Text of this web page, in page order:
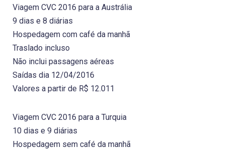
Viagem CVC 2016 para a Austrália
9 dias e 8 diárias
Hospedagem com café da manhã
Traslado incluso
Não inclui passagens aéreas
Saídas dia 12/04/2016
Valores a partir de R$ 12.011
Viagem CVC 2016 para a Turquia
10 dias e 9 diárias
Hospedagem sem café da manhã